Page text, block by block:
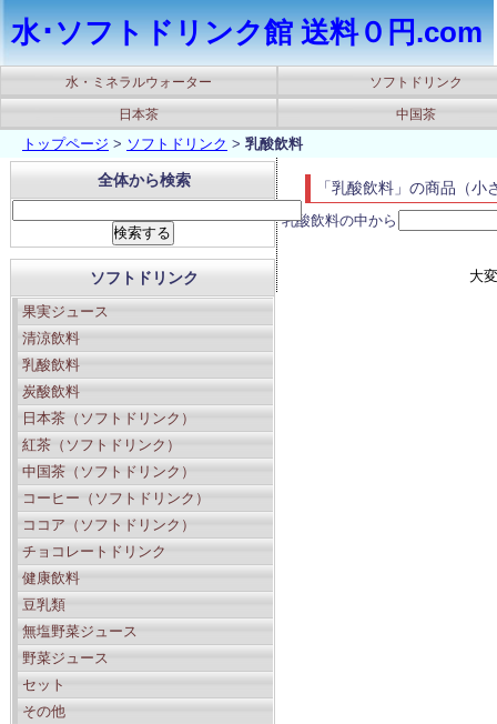
水･ソフトドリンク館 送料０円.com
水・ミネラルウォーター ソフトドリンク
日本茶 中国茶
トップページ > ソフトドリンク > 乳酸飲料
「乳酸飲料」の商品（
乳酸飲料の中から
大
全体から検索
ソフトドリンク
果実ジュース
清涼飲料
乳酸飲料
炭酸飲料
日本茶（ソフトドリンク）
紅茶（ソフトドリンク）
中国茶（ソフトドリンク）
コーヒー（ソフトドリンク）
ココア（ソフトドリンク）
チョコレートドリンク
健康飲料
豆乳類
無塩野菜ジュース
野菜ジュース
セット
その他